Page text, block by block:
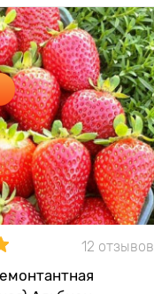
12 отзывов